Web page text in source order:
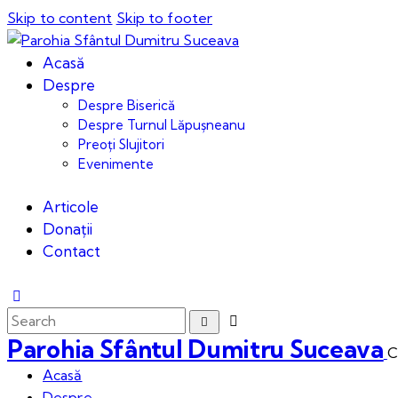
Skip to content Skip to footer
Acasă
Despre
Despre Biserică
Despre Turnul Lăpușneanu
Preoți Slujitori
Evenimente
Articole
Donații
Contact
Parohia Sfântul Dumitru Suceava
Acasă